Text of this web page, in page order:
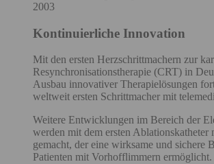
2003
Kontinuierliche Innovation
Mit den ersten Herzschrittmachern zur
Resynchronisationstherapie (CRT) in
Ausbau innovativer Therapielösungen
weltweit ersten Schrittmacher mit
Weitere Entwicklungen im Bereich der
werden mit dem ersten Ablationskatheter
gemacht, der eine wirksame und sichere
Patienten mit Vorhofflimmern ermöglicht.